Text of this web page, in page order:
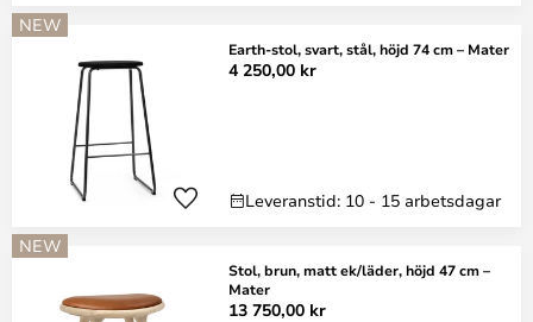
NEW
Earth-stol, svart, stål, höjd 74 cm – Mater
4 250,00 kr
Leveranstid: 10 - 15 arbetsdagar
NEW
Stol, brun, matt ek/läder, höjd 47 cm –
Mater
13 750,00 kr